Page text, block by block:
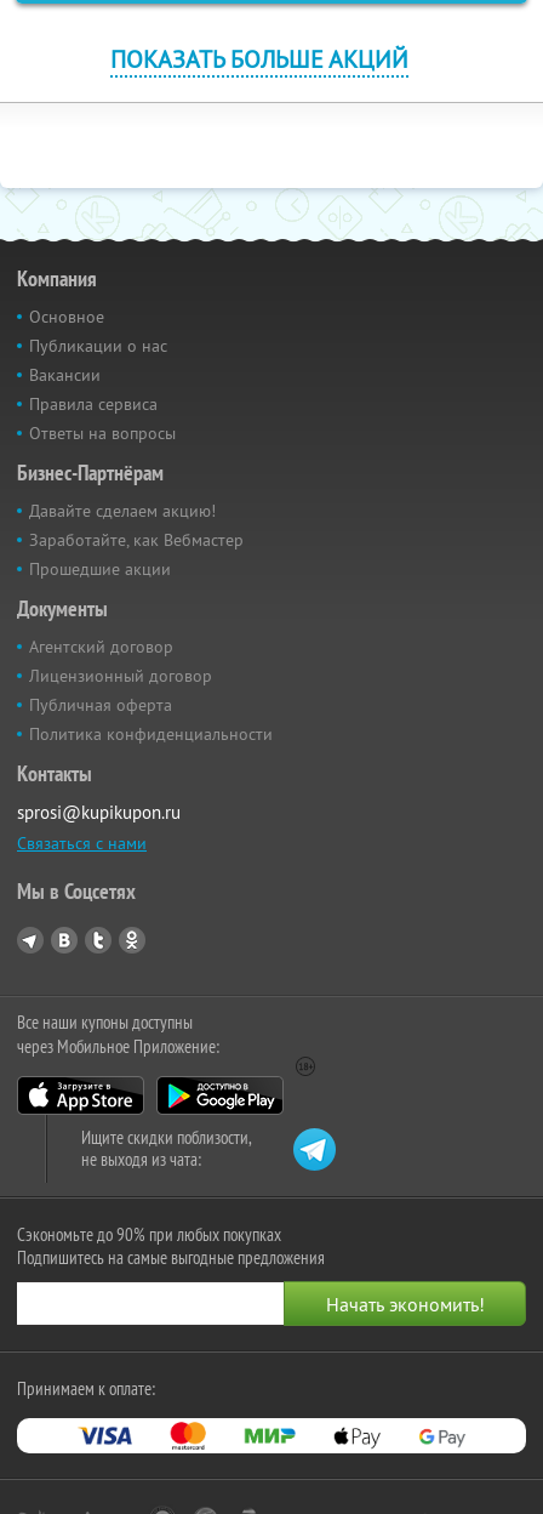
ПОКАЗАТЬ БОЛЬШЕ АКЦИЙ
Компания
Основное
Публикации о нас
Вакансии
Правила сервиса
Ответы на вопросы
Бизнес-Партнёрам
Давайте сделаем акцию!
Заработайте, как Вебмастер
Прошедшие акции
Документы
Агентский договор
Лицензионный договор
Публичная оферта
Политика конфиденциальности
Контакты
sprosi@kupikupon.ru
Связаться с нами
Мы в Соцсетях
Все наши купоны доступны
через Мобильное Приложение:
Ищите скидки поблизости,
не выходя из чата:
Сэкономьте до 90% при любых покупках
Подпишитесь на самые выгодные предложения
Принимаем к оплате: